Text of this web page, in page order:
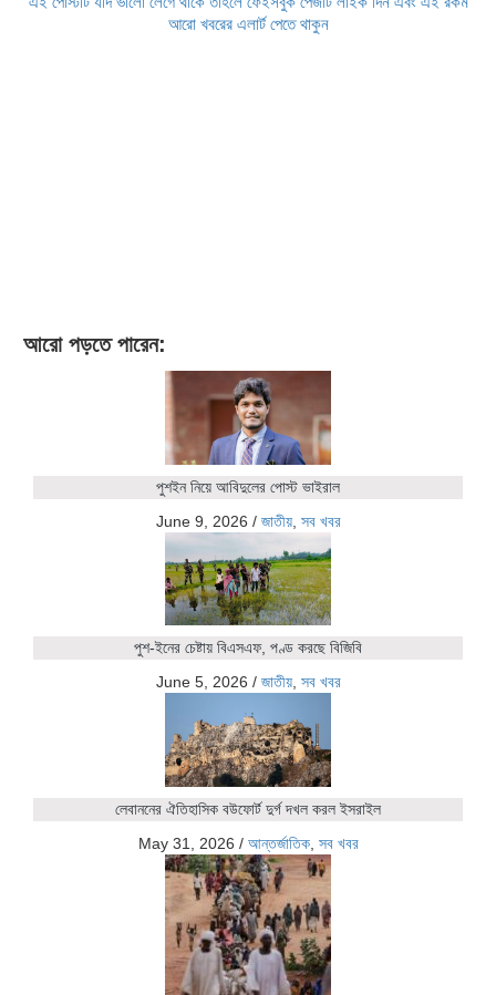
আরো খবরের এলার্ট পেতে থাকুন
আরো পড়তে পারেন:
পুশইন নিয়ে আবিদুলের পোস্ট ভাইরাল
June 9, 2026 / জাতীয়, সব খবর
পুশ-ইনের চেষ্টায় বিএসএফ, পণ্ড করছে বিজিবি
June 5, 2026 / জাতীয়, সব খবর
লেবাননের ঐতিহাসিক বউফোর্ট দুর্গ দখল করল ইসরাইল
May 31, 2026 / আন্তর্জাতিক, সব খবর